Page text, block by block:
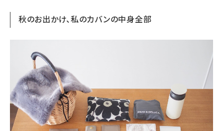
秋のお出かけ、私のカバンの中身全部